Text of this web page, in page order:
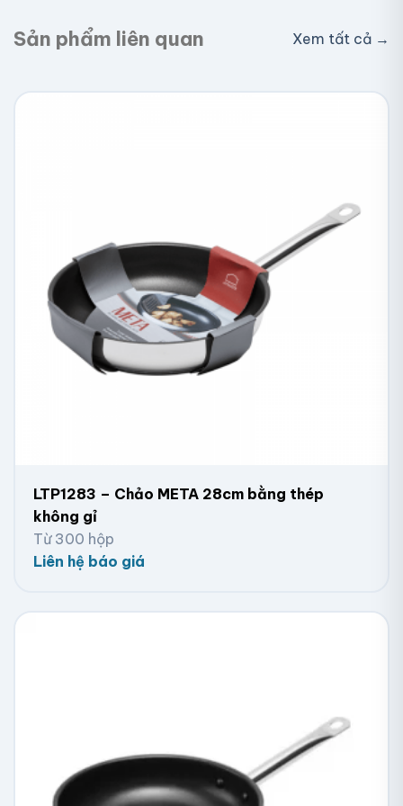
Sản phẩm liên quan Xem tất cả →
LTP1283 – Chảo META 28cm bằng thép
không gỉ
Từ 300 hộp
Liên hệ báo giá